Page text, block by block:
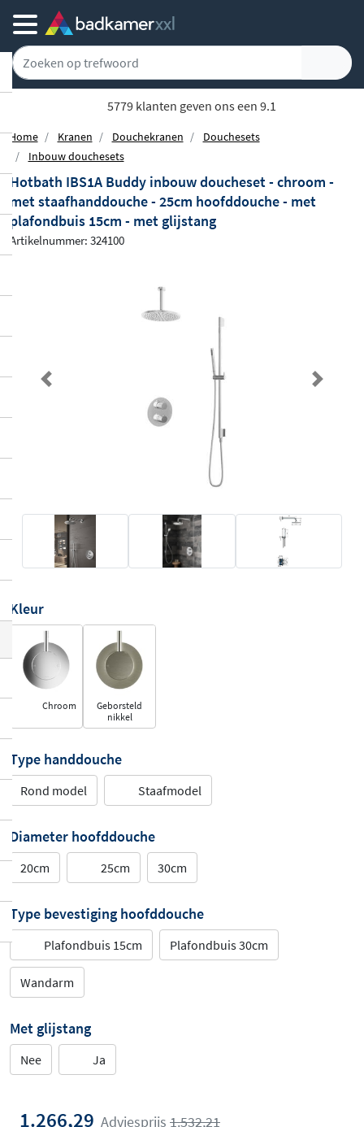
5779 klanten geven ons een 9.1
Home Kranen Douchekranen
Douchesets
Inbouw douchesets
Hotbath IBS1A Buddy inbouw doucheset - chroom -
met staafhanddouche - 25cm hoofddouche - met
plafondbuis 15cm - met glijstang
Artikelnummer: 324100
Previous Next
Kleur
Chroom
Geborsteld
nikkel
Type handdouche
Rond model Staafmodel
Diameter hoofddouche
20cm 25cm 30cm
Type bevestiging hoofddouche
Plafondbuis 15cm Plafondbuis 30cm
Wandarm
Met glijstang
Nee Ja
1.266,29 Adviesprijs 1.532,21